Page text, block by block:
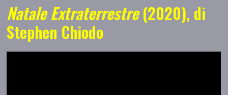
Natale Extraterrestre(2020), di
Stephen Chiodo